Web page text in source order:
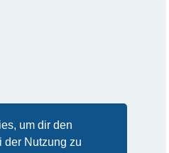
um dir den
der Nutzung zu